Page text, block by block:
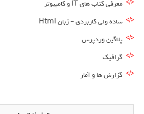
معرفی کتاب های IT و کامپیوتر
ساده ولی کاربردی – زبان Html
پلاگین وردپرس
گرافیک
گزارش ها و آمار